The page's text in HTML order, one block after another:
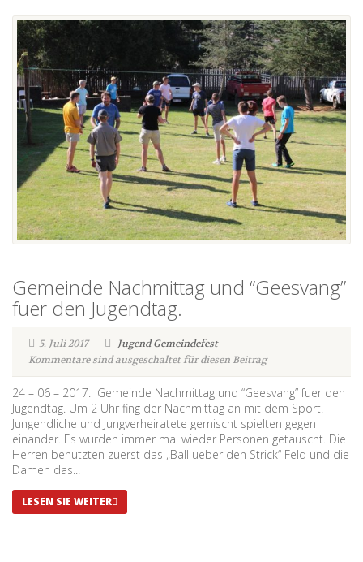
Gemeinde Nachmittag und “Geesvang”
fuer den Jugendtag.
5. Juli 2017 Jugend Gemeindefest
Kommentare sind ausgeschaltet für diesen Beitrag
24 – 06 – 2017. Gemeinde Nachmittag und “Geesvang” fuer den
Jugendtag. Um 2 Uhr fing der Nachmittag an mit dem Sport.
Jungendliche und Jungverheiratete gemischt spielten gegen
einander. Es wurden immer mal wieder Personen getauscht. Die
Herren benutzten zuerst das „Ball ueber den Strick“ Feld und die
Damen das...
LESEN SIE WEITER